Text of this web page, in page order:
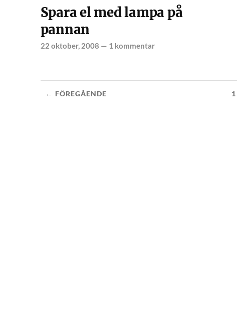
Spara el med lampa på
pannan
22 oktober, 2008 — 1 kommentar
← FÖREGÅENDE 1